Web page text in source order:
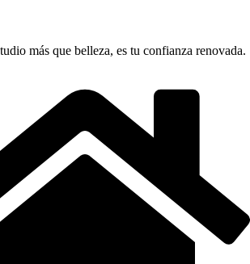
más que belleza, es tu confianza renovada.